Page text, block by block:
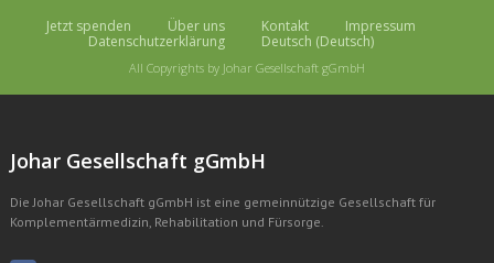
Jetzt spenden Über uns Kontakt
Impressum
Datenschutzerklärung
Deutsch (Deutsch)
All Copyrights by Johar Gesellschaft gGmbH
Johar Gesellschaft gGmbH
Die Johar Gesellschaft gGmbH ist eine gemeinnützige Gesellschaft für
Komplementärmedizin, Rehabilitation und Fürsorge.